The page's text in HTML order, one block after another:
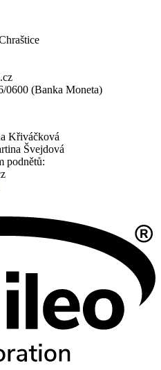
0600 (Banka Moneta)
Křiváčková
Švejdová
podnětů: